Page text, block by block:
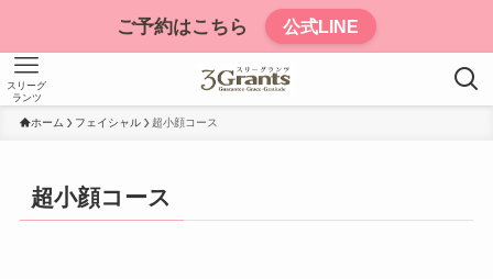
ご予約はこちら 公式LINE
スリーグ
ランツ
ホーム フェイシャル 超小顔コース
超小顔コース